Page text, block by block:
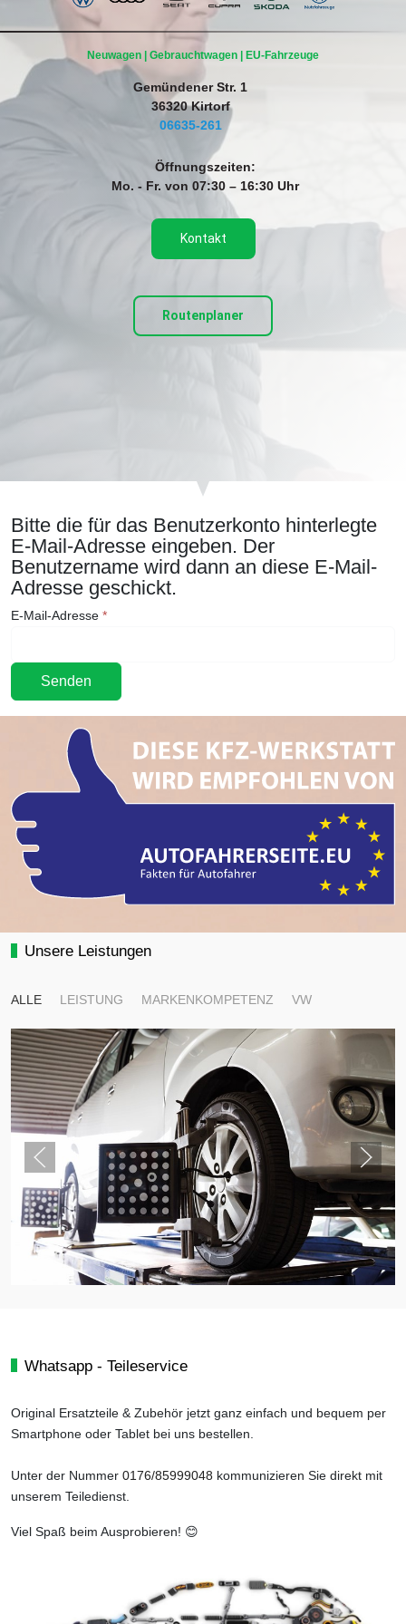
Neuwagen | Gebrauchtwagen | EU-Fahrzeuge
Gemündener Str. 1
36320 Kirtorf
06635-261
Öffnungszeiten:
Mo. - Fr. von 07:30 – 16:30 Uhr
Kontakt
Routenplaner
Bitte die für das Benutzerkonto hinterlegte
E-Mail-Adresse eingeben. Der
Benutzername wird dann an diese E-Mail-
Adresse geschickt.
E-Mail-Adresse *
Senden
Unsere Leistungen
ALLE LEISTUNG MARKENKOMPETENZ VW
Whatsapp - Teileservice
Original Ersatzteile & Zubehör jetzt ganz einfach und bequem per
Smartphone oder Tablet bei uns bestellen.
Unter der Nummer 0176/85999048 kommunizieren Sie direkt mit
unserem Teiledienst.
Viel Spaß beim Ausprobieren! 😊